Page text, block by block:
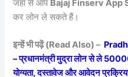
जहां से आप Bajaj Finserv App
कर लोन ले सकते हैं।
इन्हें भी पढ़ें (Read Also) –
– प्रधानमंत्री मुद्रा लोन से ले
योग्यता, दस्तावेज और आवेदन